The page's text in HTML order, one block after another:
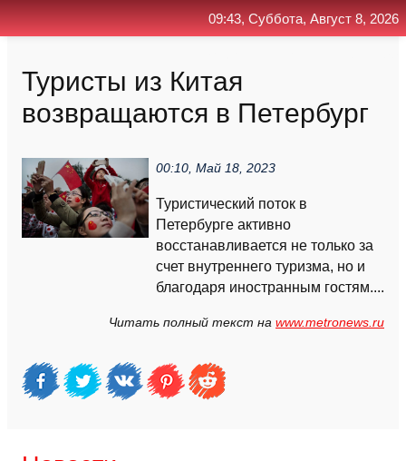
Туристы из Китая
возвращаются в Петербург
00:10, Май 18, 2023
Туристический поток в
Петербурге активно
восстанавливается не только за
счет внутреннего туризма, но и
благодаря иностранным гостям....
Читать полный текст на www.metronews.ru
09:43, Суббота, Август 8, 2026